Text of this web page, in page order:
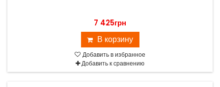
7 425грн
В корзину
Добавить в избранное
Добавить к сравнению